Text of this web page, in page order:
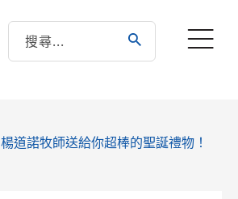
楊道諾牧師送給你超棒的聖誕禮物！